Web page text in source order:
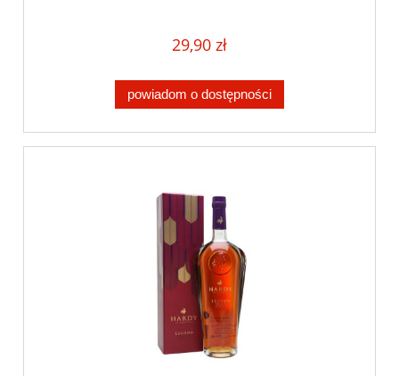
29,90 zł
powiadom o dostępności